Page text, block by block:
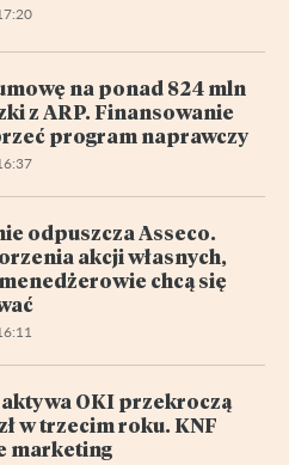
na ponad 824 mln
z ARP. Finansowanie
program naprawczy
odpuszcza Asseco.
akcji własnych,
chcą się
aktywa OKI przekroczą
w trzecim roku. KNF
marketing